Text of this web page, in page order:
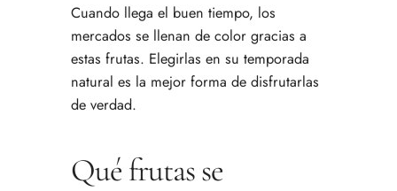
Cuando llega el buen tiempo, los
mercados se llenan de color gracias a
estas frutas. Elegirlas en su temporada
natural es la mejor forma de disfrutarlas
de verdad.
Qué frutas se